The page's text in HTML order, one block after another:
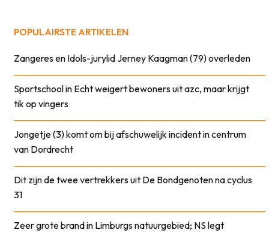
POPULAIRSTE ARTIKELEN
Zangeres en Idols-jurylid Jerney Kaagman (79) overleden
Sportschool in Echt weigert bewoners uit azc, maar krijgt
tik op vingers
Jongetje (3) komt om bij afschuwelijk incident in centrum
van Dordrecht
Dit zijn de twee vertrekkers uit De Bondgenoten na cyclus
31
Zeer grote brand in Limburgs natuurgebied; NS legt